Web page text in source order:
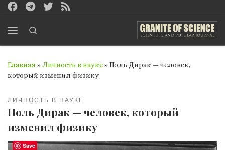
Перейти к содержимому
Главная » Личность в науке» Поль Дирак — человек,
который изменил физику
ЛИЧНОСТЬ В НАУКЕ
Поль Дирак — человек, который
изменил физику
Save